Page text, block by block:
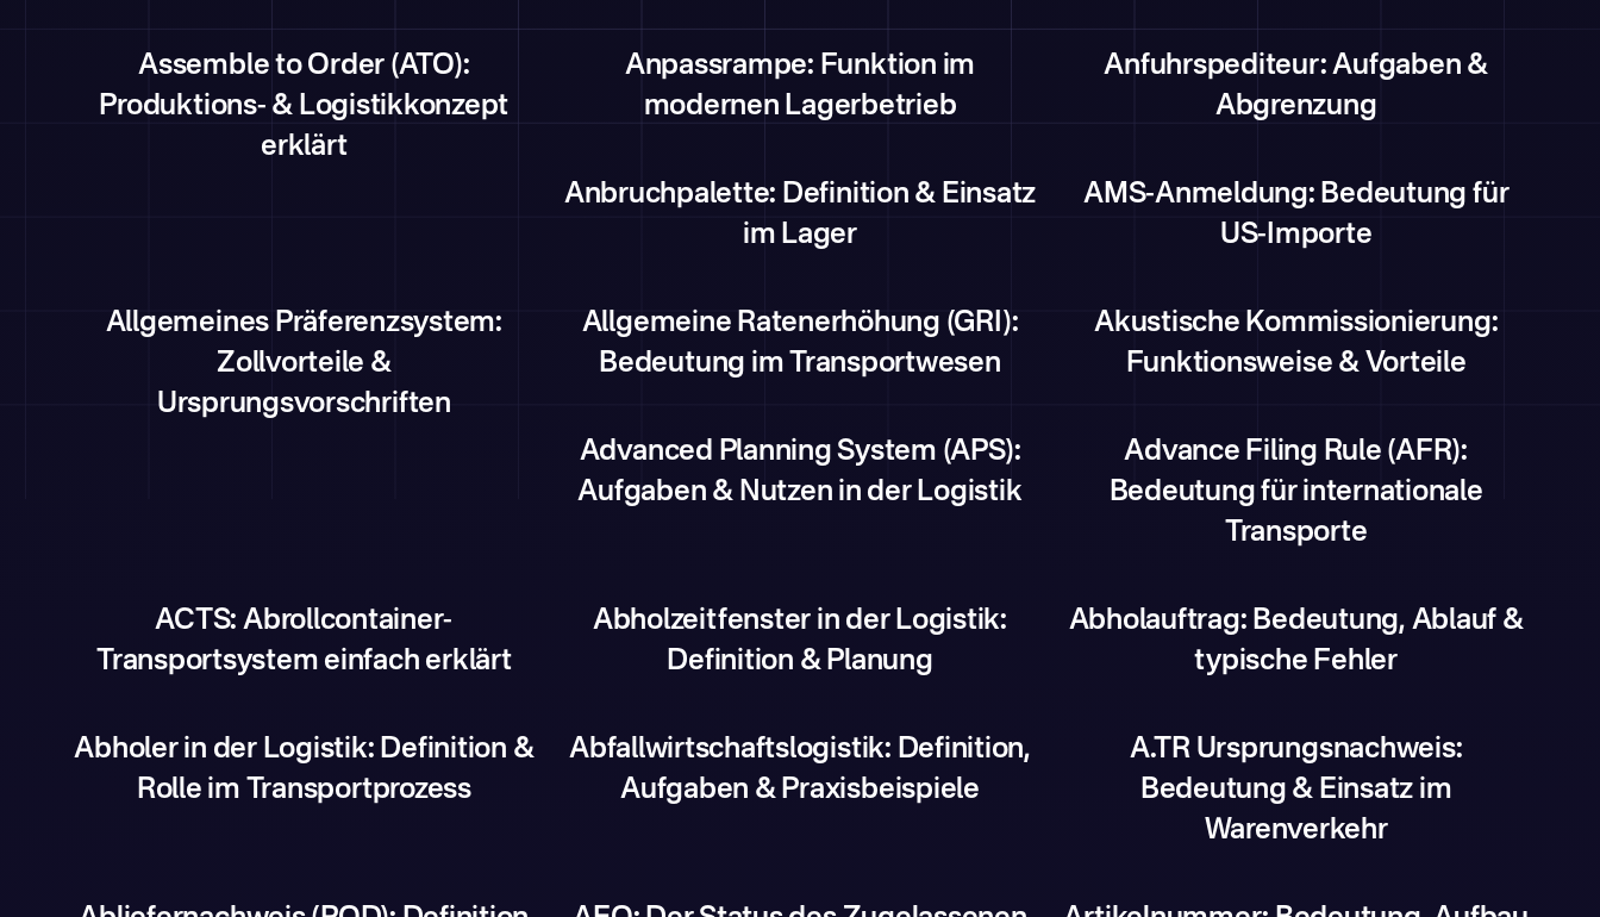
Assemble to Order (ATO):
Produktions- & Logistikkonzept
erklärt
Anpassrampe: Funktion im
modernen Lagerbetrieb
Anfuhrspediteur: Aufgaben &
Abgrenzung
Anbruchpalette: Definition & Einsatz
im Lager
AMS-Anmeldung: Bedeutung für
US-Importe
Allgemeines Präferenzsystem:
Zollvorteile &
Ursprungsvorschriften
Allgemeine Ratenerhöhung (GRI):
Bedeutung im Transportwesen
Akustische Kommissionierung:
Funktionsweise & Vorteile
Advanced Planning System (APS):
Aufgaben & Nutzen in der Logistik
Advance Filing Rule (AFR):
Bedeutung für internationale
Transporte
ACTS: Abrollcontainer-
Transportsystem einfach erklärt
Abholzeitfenster in der Logistik:
Definition & Planung
Abholauftrag: Bedeutung, Ablauf &
typische Fehler
Abholer in der Logistik: Definition &
Rolle im Transportprozess
Abfallwirtschaftslogistik: Definition,
Aufgaben & Praxisbeispiele
A.TR Ursprungsnachweis:
Bedeutung & Einsatz im
Warenverkehr